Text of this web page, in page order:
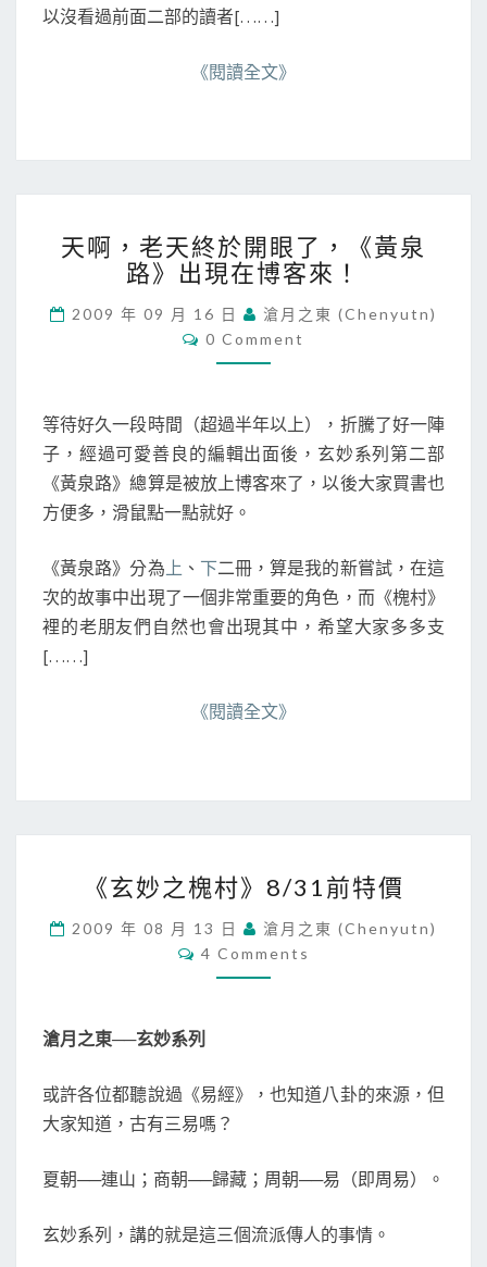
以沒看過前面二部的讀者[……]
《閱讀全文》
啊
，
天
終
於
眼
了
，
《
黃
路
》
出
現
客
來
天啊，老天終於開眼了，《黃泉
路》出現在博客來！
2009 年 09 月 16 日
滄月之東 (chenyutn)
C
O
N
T
S
0 Comment
等待好久一段時間（超過半年以上），折騰了好一陣
子，經過可愛善良的編輯出面後，玄妙系列第二部
《黃泉路》總算是被放上博客來了，以後大家買書也
方便多，滑鼠點一點就好。
《黃泉路》分為上 、 下二冊，算是我的新嘗試，在這
次的故事中出現了一個非常重要的角色，而《槐村》
裡的老朋友們自然也會出現其中，希望大家多多支
[……]
《閱讀全文》
玄
之
槐
村
價
《玄妙之槐村》8/31前特價
2009 年 08 月 13 日
滄月之東 (chenyutn)
C
O
N
T
4 Comments
滄月之東──玄妙系列
或許各位都聽說過《易經》，也知道八卦的來源，但
大家知道，古有三易嗎？
夏朝──連山；商朝──歸藏；周朝──易（即周易）。
玄妙系列，講的就是這三個流派傳人的事情。